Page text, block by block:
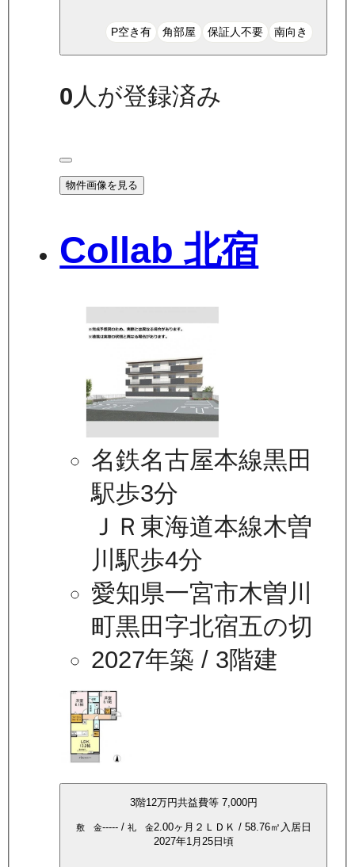
P空き有 角部屋 保証人不要 南向き
0人が登録済み
物件画像を見る
Collab 北宿
名鉄名古屋本線黒田
駅歩3分
ＪＲ東海道本線木曽
川駅歩4分
愛知県一宮市木曽川
町黒田字北宿五の切
2027年築 / 3階建
3階12万円共益費等 7,000円
敷 金-----/ 礼 金2.00ヶ月 ２ＬＤＫ / 58.76㎡ 入居日
2027年1月25日頃